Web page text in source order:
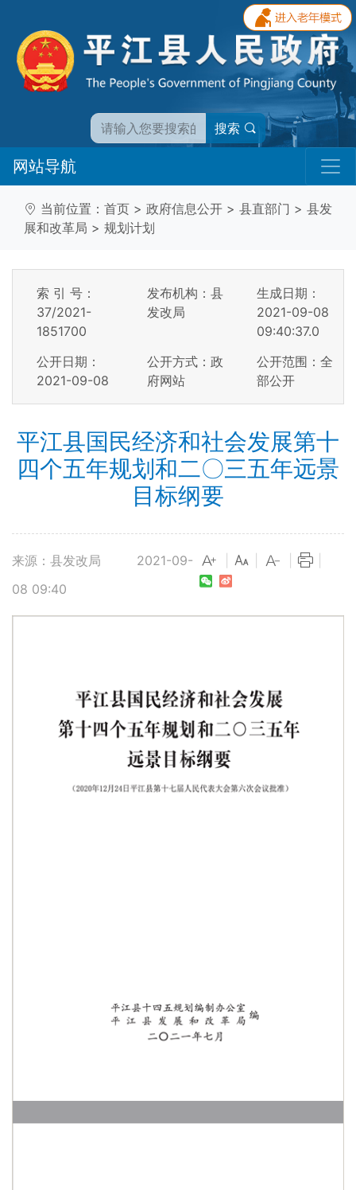
搜索
网站导航
当前位置： 首页 > 政府信息公开 > 县直部门 > 县发
展和改革局 > 规划计划
索 引 号：
37/2021-
1851700
发布机构：县
发改局
生成日期：
2021-09-08
09:40:37.0
公开日期：
2021-09-08
公开方式：政
府网站
公开范围：全
部公开
平江县国民经济和社会发展第十
四个五年规划和二〇三五年远景
目标纲要
来源：县发改局
2021-09-
08 09:40